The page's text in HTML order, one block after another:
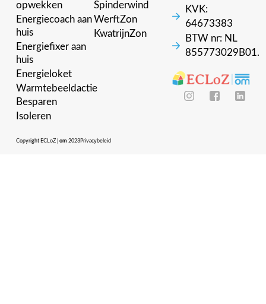
opwekken
Energiecoach aan
huis
Energiefixer aan
huis
Energieloket
Warmtebeeldactie
Besparen
Isoleren
Spinderwind
WerftZon
KwatrijnZon
KVK:
64673383
BTW nr: NL
855773029B01.
Copyright ECLoZ | om 2023Privacybeleid